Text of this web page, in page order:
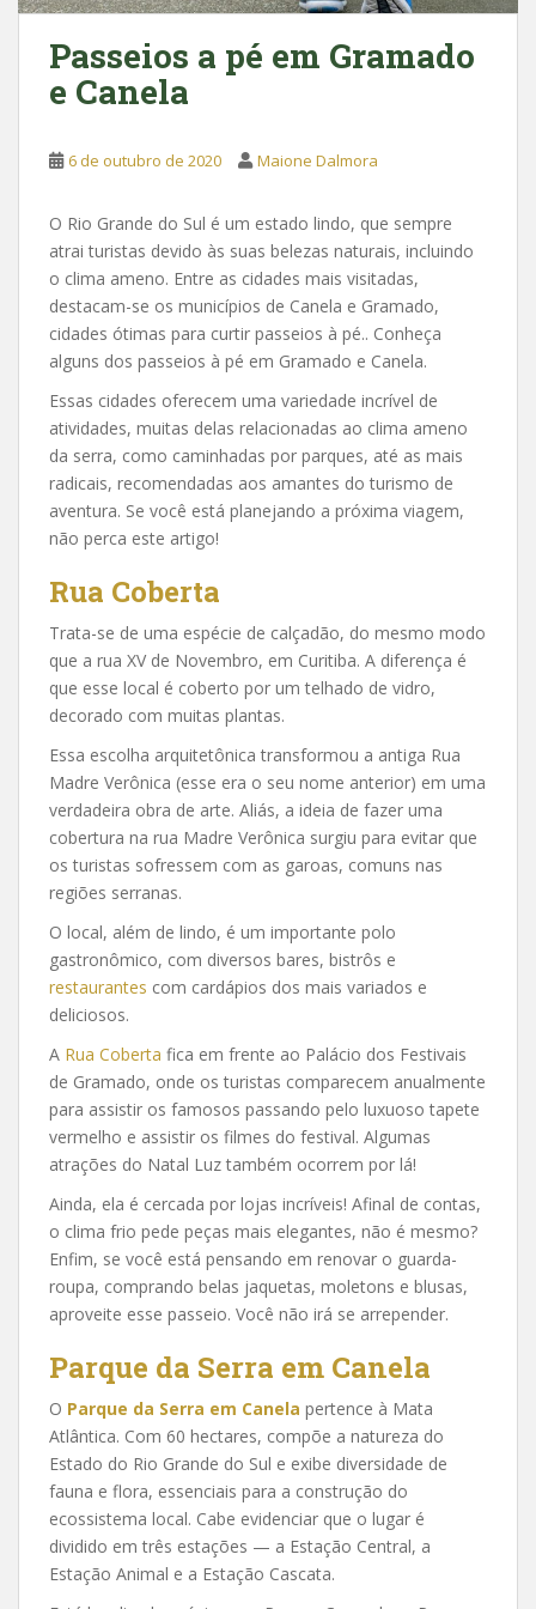
Passeios a pé em Gramado
e Canela
6 de outubro de 2020 Maione Dalmora
O Rio Grande do Sul é um estado lindo, que sempre
atrai turistas devido às suas belezas naturais, incluindo
o clima ameno. Entre as cidades mais visitadas,
destacam-se os municípios de Canela e Gramado,
cidades ótimas para curtir passeios à pé.. Conheça
alguns dos passeios à pé em Gramado e Canela.
Essas cidades oferecem uma variedade incrível de
atividades, muitas delas relacionadas ao clima ameno
da serra, como caminhadas por parques, até as mais
radicais, recomendadas aos amantes do turismo de
aventura. Se você está planejando a próxima viagem,
não perca este artigo!
Rua Coberta
Trata-se de uma espécie de calçadão, do mesmo modo
que a rua XV de Novembro, em Curitiba. A diferença é
que esse local é coberto por um telhado de vidro,
decorado com muitas plantas.
Essa escolha arquitetônica transformou a antiga Rua
Madre Verônica (esse era o seu nome anterior) em uma
verdadeira obra de arte. Aliás, a ideia de fazer uma
cobertura na rua Madre Verônica surgiu para evitar que
os turistas sofressem com as garoas, comuns nas
regiões serranas.
O local, além de lindo, é um importante polo
gastronômico, com diversos bares, bistrôs e
restaurantes com cardápios dos mais variados e
deliciosos.
A Rua Coberta fica em frente ao Palácio dos Festivais
de Gramado, onde os turistas comparecem anualmente
para assistir os famosos passando pelo luxuoso tapete
vermelho e assistir os filmes do festival. Algumas
atrações do Natal Luz também ocorrem por lá!
Ainda, ela é cercada por lojas incríveis! Afinal de contas,
o clima frio pede peças mais elegantes, não é mesmo?
Enfim, se você está pensando em renovar o guarda-
roupa, comprando belas jaquetas, moletons e blusas,
aproveite esse passeio. Você não irá se arrepender.
Parque da Serra em Canela
O Parque da Serra em Canela pertence à Mata
Atlântica. Com 60 hectares, compõe a natureza do
Estado do Rio Grande do Sul e exibe diversidade de
fauna e flora, essenciais para a construção do
ecossistema local. Cabe evidenciar que o lugar é
dividido em três estações — a Estação Central, a
Estação Animal e a Estação Cascata.